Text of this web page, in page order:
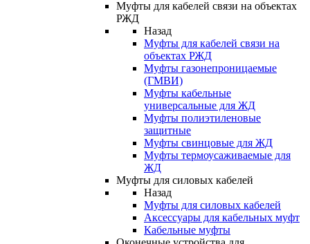
Муфты для кабелей связи на объектах
РЖД
Назад
Муфты для кабелей связи на
объектах РЖД
Муфты газонепроницаемые
(ГМВИ)
Муфты кабельные
универсальные для ЖД
Муфты полиэтиленовые
защитные
Муфты свинцовые для ЖД
Муфты термоусаживаемые для
ЖД
Муфты для силовых кабелей
Назад
Муфты для силовых кабелей
Аксессуары для кабельных муфт
Кабельные муфты